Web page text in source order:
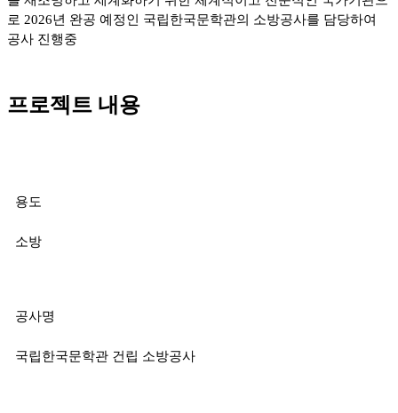
로 2026년 완공 예정인 국립한국문학관의 소방공사를 담당하여
공사 진행중
프로젝트 내용
용도
소방
공사명
국립한국문학관 건립 소방공사